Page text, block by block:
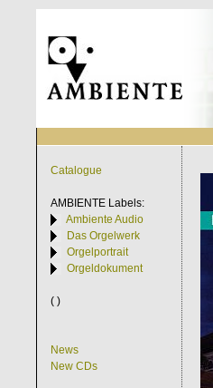
Catalogue
AMBIENTE Labels:
Ambiente Audio
Das Orgelwerk
Orgelportrait
Orgeldokument
( )
News
New CDs